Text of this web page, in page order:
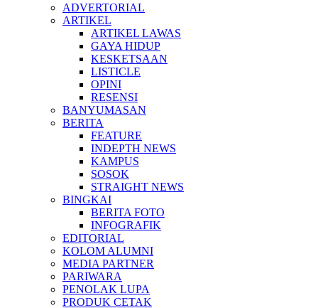
ADVERTORIAL
ARTIKEL
ARTIKEL LAWAS
GAYA HIDUP
KESKETSAAN
LISTICLE
OPINI
RESENSI
BANYUMASAN
BERITA
FEATURE
INDEPTH NEWS
KAMPUS
SOSOK
STRAIGHT NEWS
BINGKAI
BERITA FOTO
INFOGRAFIK
EDITORIAL
KOLOM ALUMNI
MEDIA PARTNER
PARIWARA
PENOLAK LUPA
PRODUK CETAK